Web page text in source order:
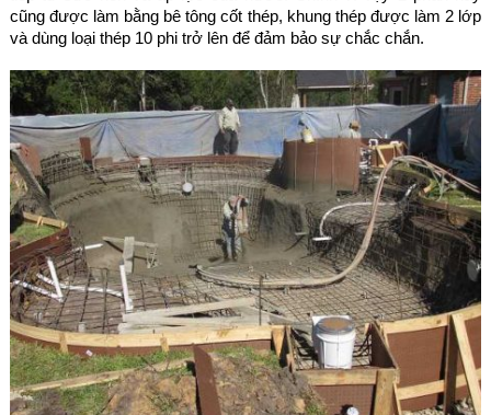
cũng được làm bằng bê tông cốt thép, khung thép được làm 2 lớp
và dùng loại thép 10 phi trở lên để đảm bảo sự chắc chắn.